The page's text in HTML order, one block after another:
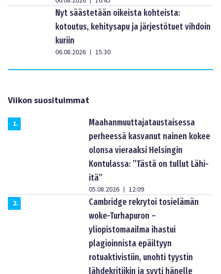
Nyt säästetään oikeista kohteista:
kotoutus, kehitysapu ja järjestötuet vihdoin
kuriin
06.08.2026 | 15:30
Viikon suosituimmat
1.
Maahanmuuttajataustaisessa
perheessä kasvanut nainen kokee
olonsa vieraaksi Helsingin
Kontulassa: ”Tästä on tullut Lähi-
itä”
05.08.2026 | 12:09
2.
Cambridge rekrytoi tosielämän
woke-Turhapuron –
yliopistomaailma ihastui
plagioinnista epäiltyyn
rotuaktivistiin, unohti tyystin
lähdekritiikin ja syyti hänelle